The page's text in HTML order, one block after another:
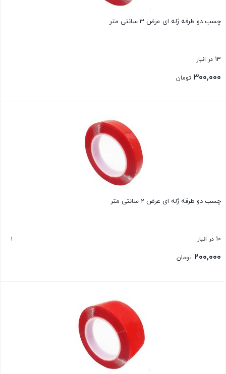
چسب دو طرفه ژله ای عرض 3 سانتی متر
13 در انبار
۳۰۰,۰۰۰ تومان
چسب دو طرفه ژله ای عرض 2 سانتی متر
10 در انبار 1
۲۰۰,۰۰۰ تومان